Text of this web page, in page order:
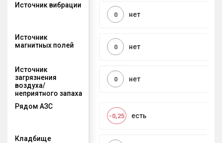
Источник вибрации
нет
0
Источник
магнитных полей
нет
0
Источник
загрязнения
воздуха/
неприятного запаха
нет
0
Рядом АЗС
есть
-0,25
Кладбище